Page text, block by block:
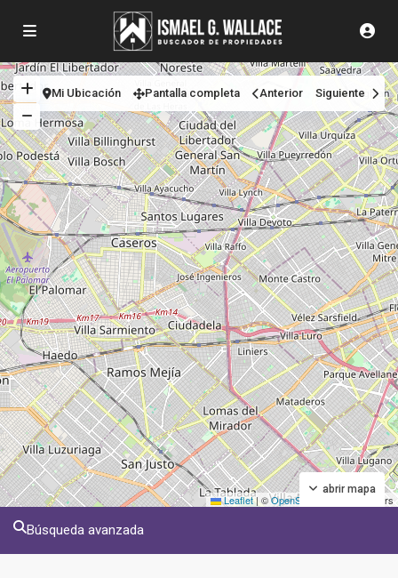
Leaflet|©OpenStreetMap contributors
abrir mapa
Mi Ubicación Pantalla completa Anterior Siguiente
Búsqueda avanzada